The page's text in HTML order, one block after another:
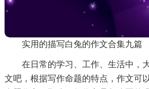
实用的描写白兔的作文合集九篇
在日常的学习、工作、生活中，
文吧，根据写作命题的特点，作文可